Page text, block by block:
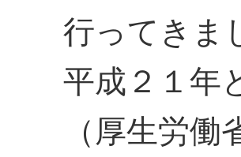
行ってきま
平成２１年
（厚生労